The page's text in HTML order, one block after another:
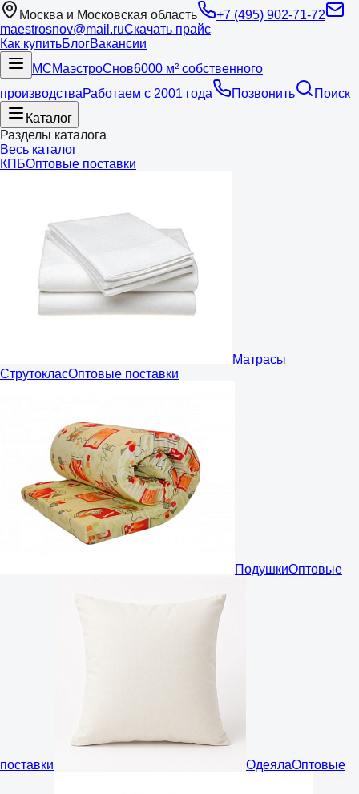
Москва и Московская область
+7 (495) 902-71-72
maestrosnov@mail.ruСкачать прайс
Как купитьБлогВакансии
МСМаэстроСнов6000 м² собственного
производстваРаботаем с 2001 года Позвонить
Поиск
Каталог
Разделы каталога
Весь каталог
КПБОптовые поставки
Матрасы
СтрутокласОптовые поставки
ПодушкиОптовые
поставки ОдеялаОптовые